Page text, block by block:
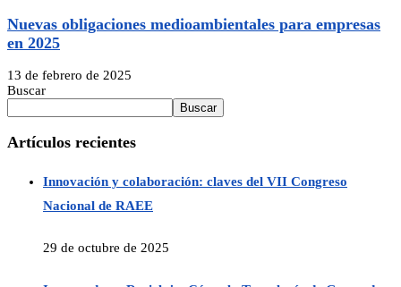
Nuevas obligaciones medioambientales para empresas
en 2025
13 de febrero de 2025
Buscar
Buscar
Artículos recientes
Innovación y colaboración: claves del VII Congreso
Nacional de RAEE
29 de octubre de 2025